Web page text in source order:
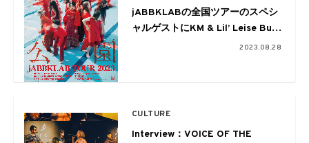
jABBKLABの全国ツアーのスペシ
ャルゲストにKM & Lil’ Leise But
Gold、TENDRE、CBS&鈴木真海
2023.08.28
CULTURE
Interview：VOICE OF THE